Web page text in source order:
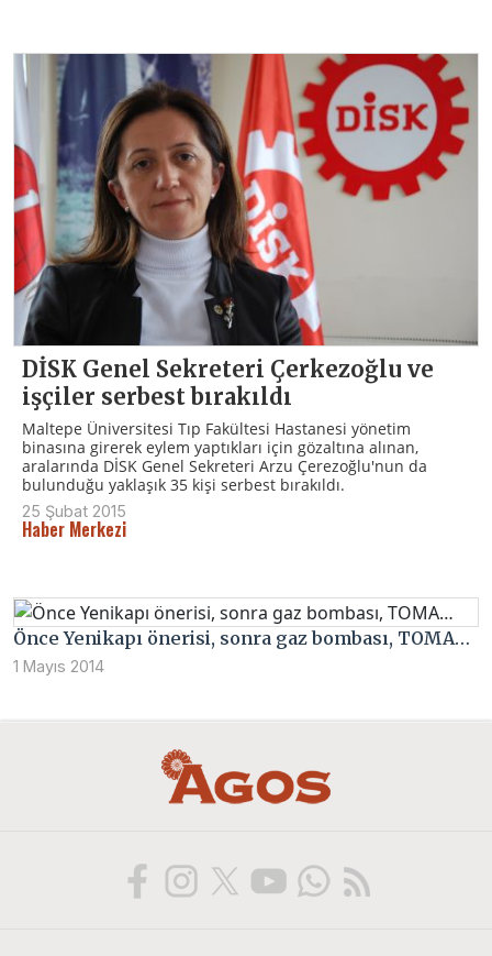
DİSK Genel Sekreteri Çerkezoğlu ve
işçiler serbest bırakıldı
Maltepe Üniversitesi Tıp Fakültesi Hastanesi yönetim
binasına girerek eylem yaptıkları için gözaltına alınan,
aralarında DİSK Genel Sekreteri Arzu Çerezoğlu'nun da
bulunduğu yaklaşık 35 kişi serbest bırakıldı.
25 Şubat 2015
Haber Merkezi
Önce Yenikapı önerisi, sonra gaz bombası, TOMA…
1 Mayıs 2014